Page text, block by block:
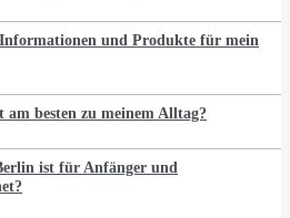
Informationen und Produkte für mein
am besten zu meinem Alltag?
ist für Anfänger und